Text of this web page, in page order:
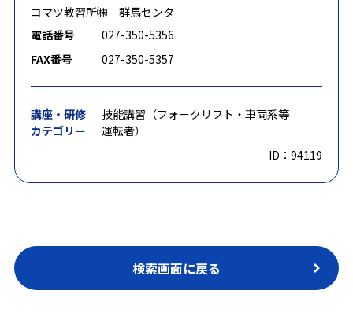
コマツ教習所㈱ 群馬センタ
電話番号
027-350-5356
FAX番号
027-350-5357
講座・研修
カテゴリー
技能講習（フォークリフト・車両系等
運転者）
ID：94119
検索画面に戻る